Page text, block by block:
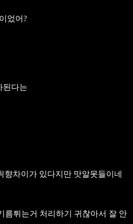
었어?
된다는
향차이가 있다지만 맛알못들이네
름튀는거 처리하기 귀찮아서 잘 안